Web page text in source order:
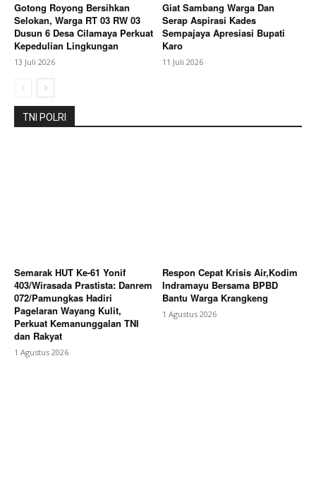
Gotong Royong Bersihkan
Selokan, Warga RT 03 RW 03
Dusun 6 Desa Cilamaya Perkuat
Kepedulian Lingkungan
13 Juli 2026
Giat Sambang Warga Dan
Serap Aspirasi Kades
Sempajaya Apresiasi Bupati
Karo
11 Juli 2026
TNI POLRI
Semarak HUT Ke-61 Yonif
403/Wirasada Prastista: Danrem
072/Pamungkas Hadiri
Pagelaran Wayang Kulit,
Perkuat Kemanunggalan TNI
dan Rakyat
1 Agustus 2026
Respon Cepat Krisis Air,Kodim
Indramayu Bersama BPBD
Bantu Warga Krangkeng
1 Agustus 2026